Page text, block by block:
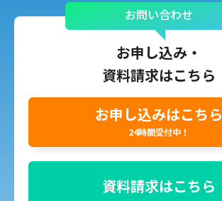
お問い合わせ
お申し込み・
資料請求はこちら
お申し込みはこちら
24時間受付中！
資料請求はこちら